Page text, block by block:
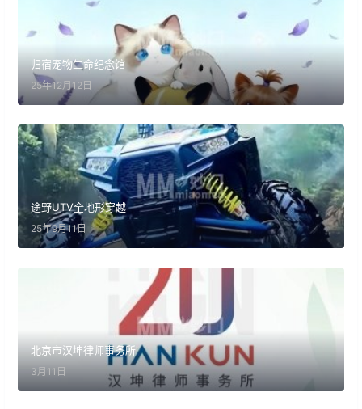
归宿宠物生命纪念馆
25年12月12日
途野UTV全地形穿越
25年9月11日
北京市汉坤律师事务所
3月11日